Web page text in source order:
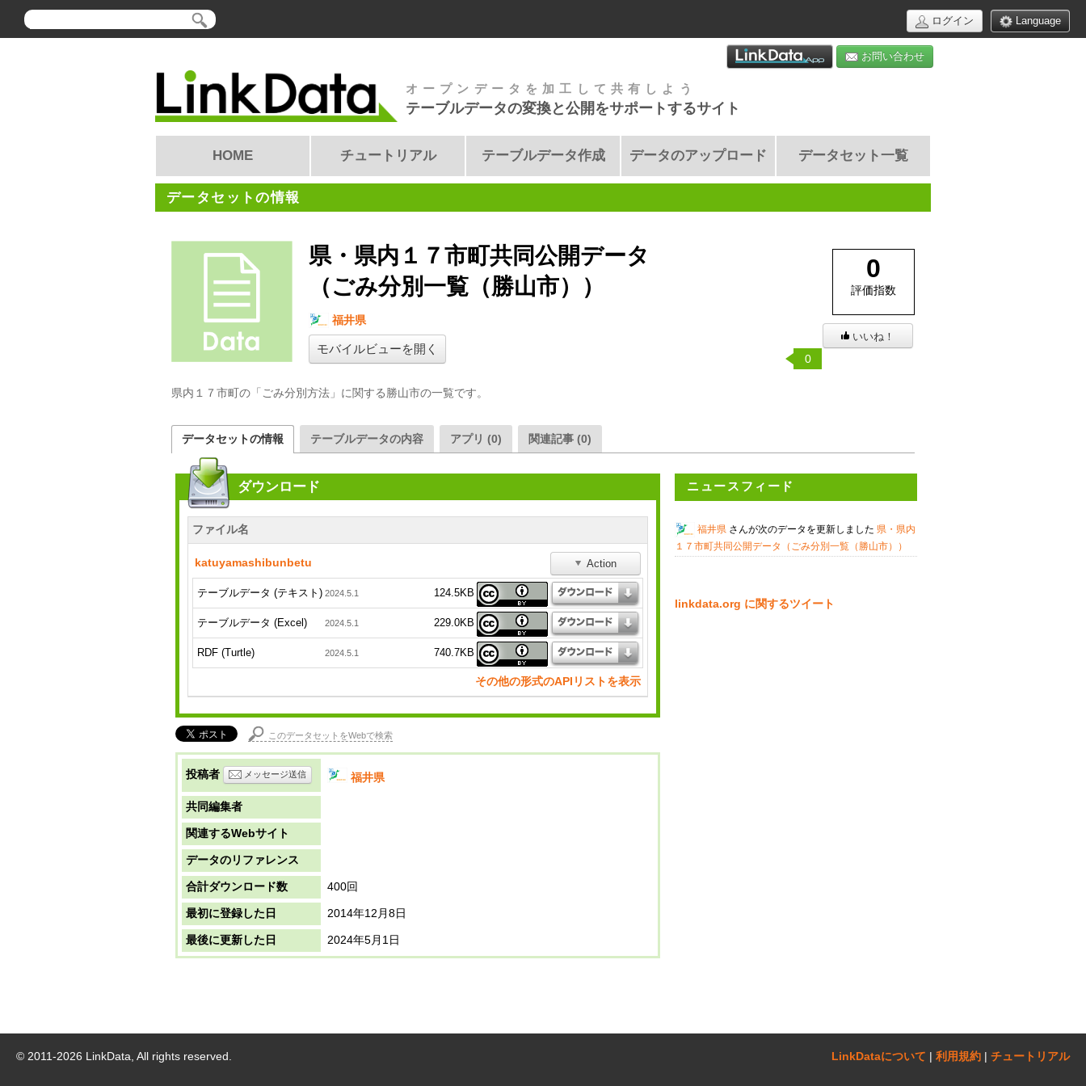
Language
ログイン
お問い合わせ
オープンデータを加工して共有しよう
テーブルデータの変換と公開をサポートするサイト
HOME チュートリアル テーブルデータ作成 データのアップロード データセット一覧
データセットの情報
県・県内１７市町共同公開データ
（ごみ分別一覧（勝山市））
福井県
モバイルビューを開く
県内１７市町の「ごみ分別方法」に関する勝山市の一覧です。
0
評価指数
いいね！
0
データセットの情報 テーブルデータの内容 アプリ (0) 関連記事 (0)
ダウンロード
ファイル名
katuyamashibunbetu Action
テーブルデータ (テキスト) 2024.5.1 124.5KB
テーブルデータ (Excel) 2024.5.1 229.0KB
RDF (Turtle) 2024.5.1 740.7KB
その他の形式のAPIリストを表示
このデータセットをWebで検索
投稿者 メッセージ送信 福井県
共同編集者
関連するWebサイト
データのリファレンス
合計ダウンロード数 400回
最初に登録した日 2014年12月8日
最後に更新した日 2024年5月1日
ニュースフィード
福井県 さんが次のデータを更新しました 県・県内
１７市町共同公開データ（ごみ分別一覧（勝山市））
linkdata.org に関するツイート
© 2011-2026 LinkData, All rights reserved. LinkDataについて‎ | 利用規約 | チュートリアル